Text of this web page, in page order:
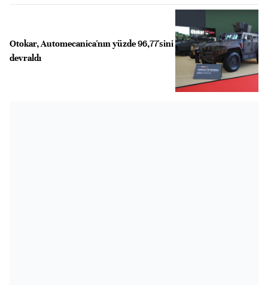
Otokar, Automecanica'nın yüzde 96,77'sini
devraldı